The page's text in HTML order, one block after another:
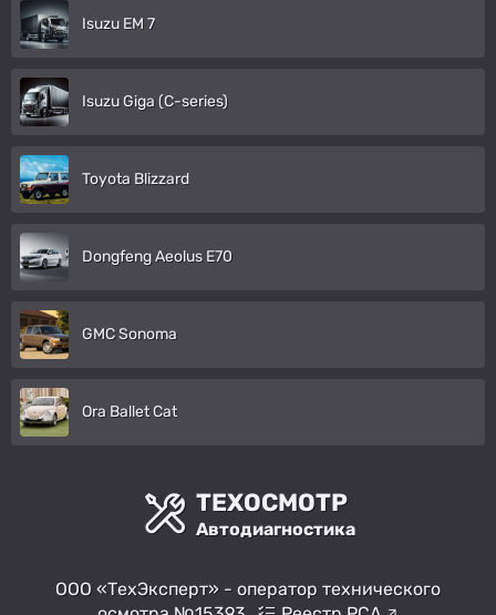
Isuzu EM 7
Isuzu Giga (C-series)
Toyota Blizzard
Dongfeng Aeolus E70
GMC Sonoma
Ora Ballet Cat
ТЕХОСМОТР
Автодиагностика
ООО «ТехЭксперт» - оператор технического